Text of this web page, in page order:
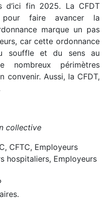
d’ici fin 2025. La CFDT
pour faire avancer la
marque un pas
car cette ordonnance
souffle et du sens au
nombreux périmètres
convenir. Aussi, la CFDT,
collective
CFTC, Employeurs
hospitaliers, Employeurs